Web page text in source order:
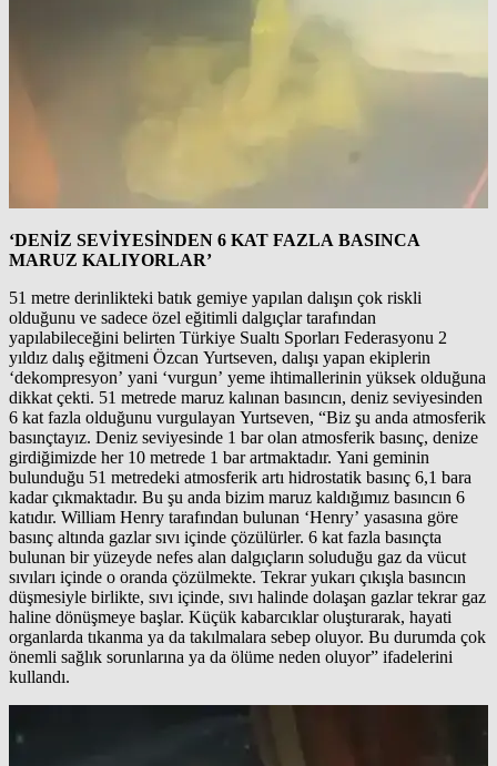
‘DENİZ SEVİYESİNDEN 6 KAT FAZLA BASINCA
MARUZ KALIYORLAR’
51 metre derinlikteki batık gemiye yapılan dalışın çok riskli
olduğunu ve sadece özel eğitimli dalgıçlar tarafından
yapılabileceğini belirten Türkiye Sualtı Sporları Federasyonu 2
yıldız dalış eğitmeni Özcan Yurtseven, dalışı yapan ekiplerin
‘dekompresyon’ yani ‘vurgun’ yeme ihtimallerinin yüksek olduğuna
dikkat çekti. 51 metrede maruz kalınan basıncın, deniz seviyesinden
6 kat fazla olduğunu vurgulayan Yurtseven, “Biz şu anda atmosferik
basınçtayız. Deniz seviyesinde 1 bar olan atmosferik basınç, denize
girdiğimizde her 10 metrede 1 bar artmaktadır. Yani geminin
bulunduğu 51 metredeki atmosferik artı hidrostatik basınç 6,1 bara
kadar çıkmaktadır. Bu şu anda bizim maruz kaldığımız basıncın 6
katıdır. William Henry tarafından bulunan ‘Henry’ yasasına göre
basınç altında gazlar sıvı içinde çözülürler. 6 kat fazla basınçta
bulunan bir yüzeyde nefes alan dalgıçların soluduğu gaz da vücut
sıvıları içinde o oranda çözülmekte. Tekrar yukarı çıkışla basıncın
düşmesiyle birlikte, sıvı içinde, sıvı halinde dolaşan gazlar tekrar gaz
haline dönüşmeye başlar. Küçük kabarcıklar oluşturarak, hayati
organlarda tıkanma ya da takılmalara sebep oluyor. Bu durumda çok
önemli sağlık sorunlarına ya da ölüme neden oluyor” ifadelerini
kullandı.